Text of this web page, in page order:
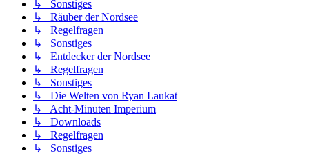
↳ Sonstiges
↳ Räuber der Nordsee
↳ Regelfragen
↳ Sonstiges
↳ Entdecker der Nordsee
↳ Regelfragen
↳ Sonstiges
↳ Die Welten von Ryan Laukat
↳ Acht-Minuten Imperium
↳ Downloads
↳ Regelfragen
↳ Sonstiges